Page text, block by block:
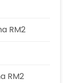
RM2
RM2